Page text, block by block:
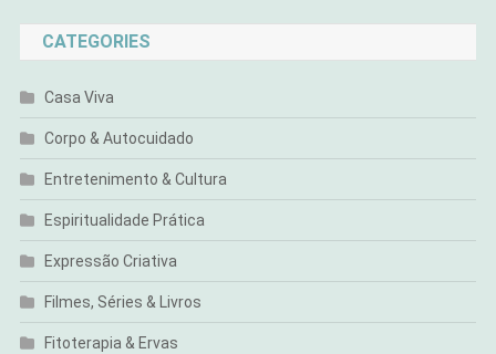
CATEGORIES
Casa Viva
Corpo & Autocuidado
Entretenimento & Cultura
Espiritualidade Prática
Expressão Criativa
Filmes, Séries & Livros
Fitoterapia & Ervas